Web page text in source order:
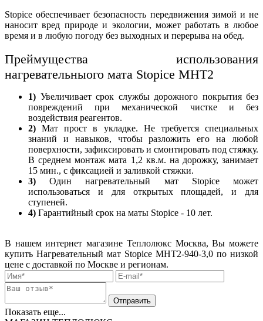
Stopice обеспечивает безопасность передвижения зимой и не
наносит вред природе и экологии, может работать в любое
время и в любую погоду без выходных и перерыва на обед.
Преймущества использования
нагревательныого мата Stopice МНТ2
1) Увеличивает срок службы дорожного покрытия без
повреждений при механической чистке и без
воздействия реагентов.
2)Мат прост в укладке. Не требуется специальных
знаний и навыков, чтобы разложить его на любой
поверхности, зафиксировать и смонтировать под стяжку.
В среднем монтаж мата 1,2 кв.м. на дорожку, занимает
15 мин., с фиксацией и заливкой стяжки.
3) Один нагревательный мат Stopice может
использоваться и для открытых площадей, и для
ступеней.
4) Гарантийный срок на маты Stopice - 10 лет.
В нашем интернет магазине Теплолюкс Москва, Вы можете
купить Нагревательный мат Stopice МНТ2-940-3,0 по низкой
цене с доставкой по Москве и регионам.
Показать еще...